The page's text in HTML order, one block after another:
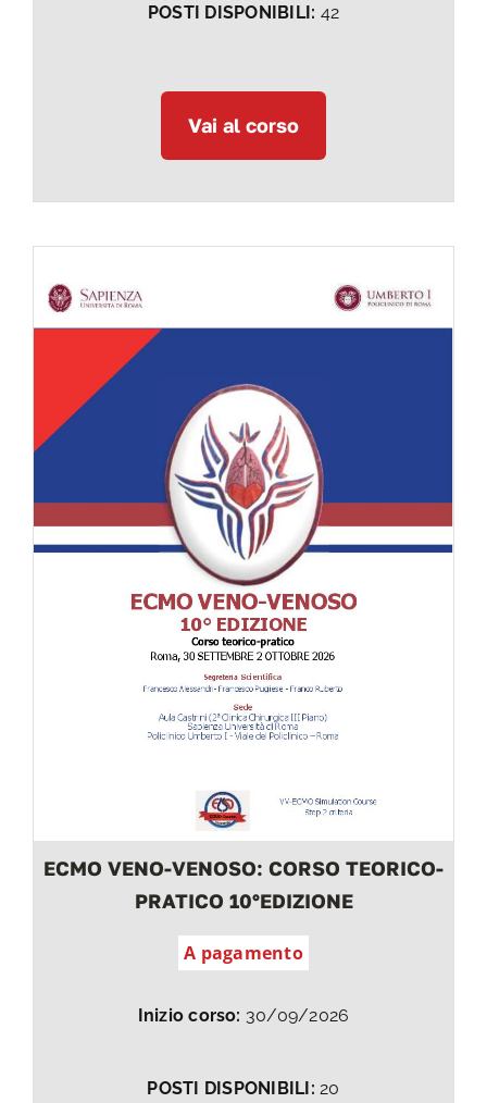
POSTI DISPONIBILI: 42
Vai al corso
ECMO VENO-VENOSO: CORSO TEORICO-
PRATICO 10°EDIZIONE
A pagamento
Inizio corso: 30/09/2026
POSTI DISPONIBILI:20